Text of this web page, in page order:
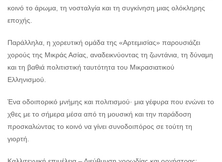
κοινό το άρωμα, τη νοσταλγία και τη συγκίνηση μιας ολόκληρης
εποχής.
Παράλληλα, η χορευτική ομάδα της «Αρτεμισίας» παρουσιάζει
χορούς της Μικράς Ασίας, αναδεικνύοντας τη ζωντάνια, τη δύναμη
και τη βαθιά πολιτιστική ταυτότητα του Μικρασιατικού
Ελληνισμού.
Ένα οδοιπορικό μνήμης και πολιτισμού· μια γέφυρα που ενώνει το
χθες με το σήμερα μέσα από τη μουσική και την παράδοση
προσκαλώντας το κοινό να γίνει συνοδοιπόρος σε τούτη τη
γιορτή.